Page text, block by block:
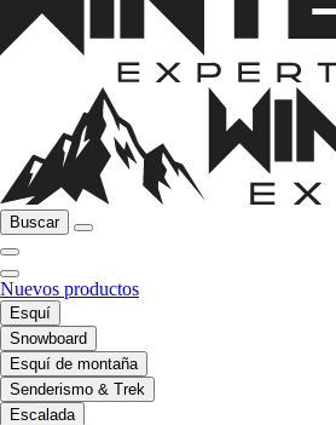
Buscar
Nuevos productos
Esquí
Snowboard
Esquí de montaña
Senderismo & Trek
Escalada